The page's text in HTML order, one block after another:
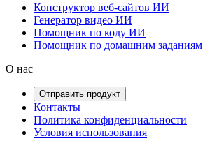
Конструктор веб-сайтов ИИ
Генератор видео ИИ
Помощник по коду ИИ
Помощник по домашним заданиям
О нас
Отправить продукт
Контакты
Политика конфиденциальности
Условия использования